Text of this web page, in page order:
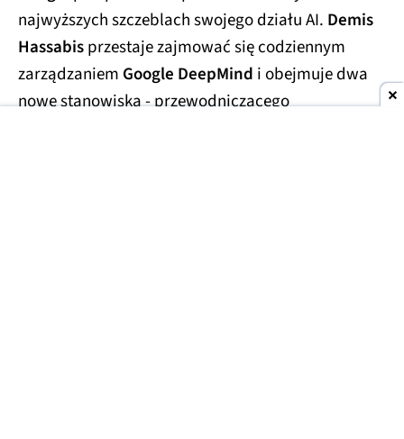
najwyższych szczeblach swojego działu AI. Demis
Hassabisprzestaje zajmować się codziennym
zarządzaniem Google DeepMind i obejmuje dwa
nowe stanowiska - przewodniczącego